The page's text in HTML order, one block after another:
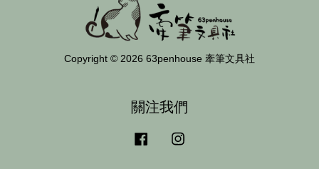
Copyright © 2026 63penhouse 牽筆文具社
關注我們
Facebook